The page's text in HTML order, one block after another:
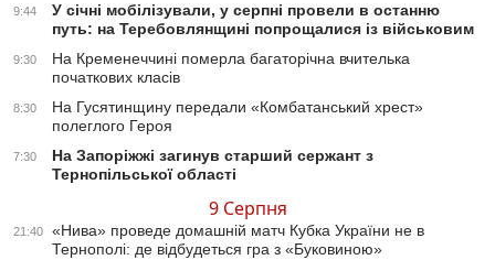
9:44
У січні мобілізували, у серпні провели в останню
путь: на Теребовлянщині попрощалися із військовим
9:30
На Кременеччині померла багаторічна вчителька
початкових класів
8:30
На Гусятинщину передали «Комбатанський хрест»
полеглого Героя
7:30
На Запоріжжі загинув старший сержант з
Тернопільської області
9 Серпня
21:40
«Нива» проведе домашній матч Кубка України не в
Тернополі: де відбудеться гра з «Буковиною»